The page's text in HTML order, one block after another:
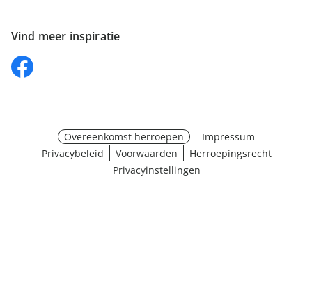
Vind meer inspiratie
Overeenkomst herroepen
Impressum
Privacybeleid
Voorwaarden
Herroepingsrecht
Privacyinstellingen